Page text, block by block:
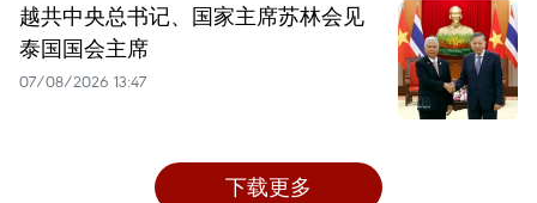
越共中央总书记、国家主席苏林会见
泰国国会主席
07/08/2026 13:47
下载更多